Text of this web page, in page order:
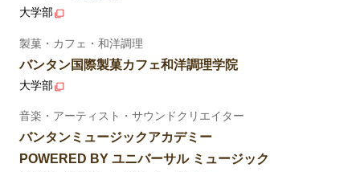
大学部
製菓・カフェ・和洋調理
バンタン国際製菓カフェ和洋調理学院
大学部
音楽・アーティスト・サウンドクリエイター
バンタンミュージックアカデミー
POWERED BY ユニバーサル ミュージック